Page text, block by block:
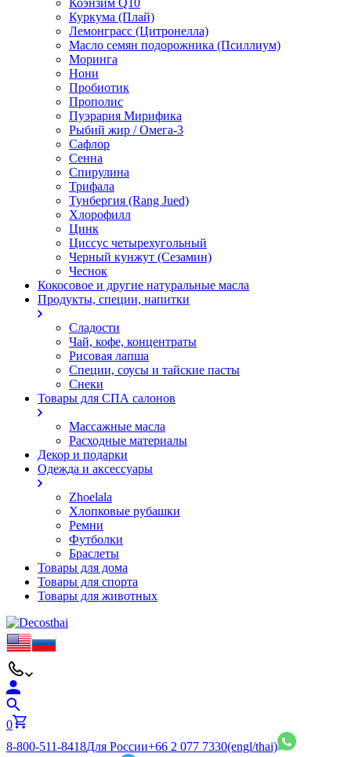
Коэнзим Q10
Куркума (Плай)
Лемонграсс (Цитронелла)
Масло семян подорожника (Псиллиум)
Моринга
Нони
Пробиотик
Прополис
Пуэрария Мирифика
Рыбий жир / Омега-3
Сафлор
Сенна
Спирулина
Трифала
Тунбергия (Rang Jued)
Хлорофилл
Цинк
Циссус четырехугольный
Черный кунжут (Сезамин)
Чеснок
Кокосовое и другие натуральные масла
Продукты, специи, напитки
Сладости
Чай, кофе, концентраты
Рисовая лапша
Специи, соусы и тайские пасты
Снеки
Товары для СПА салонов
Массажные масла
Расходные материалы
Декор и подарки
Одежда и аксессуары
Zhoelala
Хлопковые рубашки
Ремни
Футболки
Браслеты
Товары для дома
Товары для спорта
Товары для животных
0
8-800-511-8418Для России+66 2 077 7330(engl/thai)